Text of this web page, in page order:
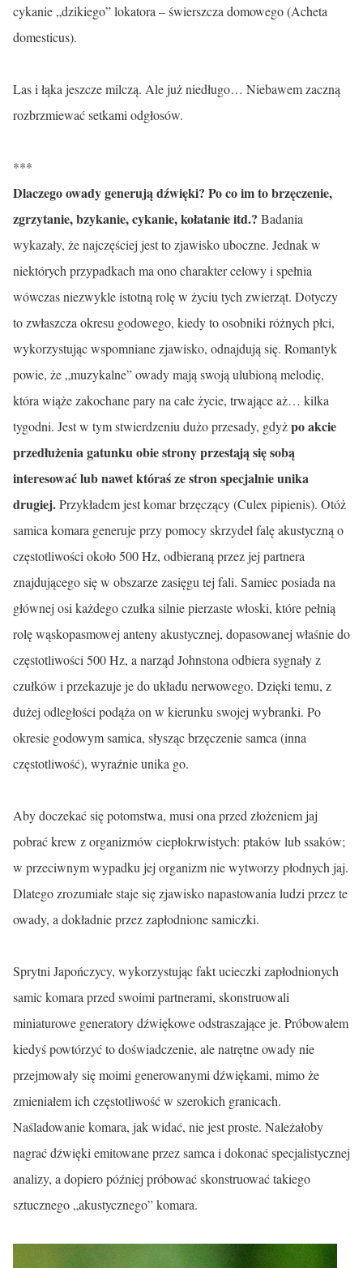
cykanie „dzikiego” lokatora – świer­szcza domowego (Acheta
domesticus).
Las i łąka jeszcze milczą. Ale już niedługo… Niebawem zaczną
rozbrzmiewać setkami odgłosów.
***
Dlaczego owady generują dźwięki? Po co im to brzęczenie,
zgrzytanie, bzykanie, cykanie, kołatanie itd.? Badania
wykazały, że najczęściej jest to zjawisko uboczne. Jednak w
niektórych przypadkach ma ono charakter celowy i spełnia
wówczas niezwykle istotną rolę w życiu tych zwierząt. Dotyczy
to zwłaszcza okresu godowego, kiedy to osobniki różnych płci,
wykorzystując wspomniane zjawisko, odnajdują się. Romantyk
powie, że „muzykalne” owady mają swoją ulubioną melodię,
która wiąże zakochane pary na całe życie, trwające aż… kilka
tygodni. Jest w tym stwierdzeniu dużo przesady, gdyżpo akcie
przedłużenia gatunku obie strony przestają się sobą
interesować lub nawet któraś ze stron specjalnie unika
drugiej.Przykładem jest komar brzęczący (Culex pipienis). Otóż
samica komara generuje przy pomocy skrzydeł falę akustyczną o
częstotliwości około 500 Hz, odbieraną przez jej partnera
znajdującego się w obszarze zasięgu tej fali. Samiec posiada na
głównej osi każdego czułka silnie pierzaste włoski, które pełnią
rolę wąskopasmowej anteny akustycznej, dopasowanej właśnie do
często­tliwości 500 Hz, a narząd Johnstona odbiera sygnały z
czułków i przekazuje je do układu nerwowego. Dzięki temu, z
dużej odległości podąża on w kie­runku swojej wybranki. Po
okresie godowym samica, słysząc brzęczenie samca (inna
częstotliwość), wyraźnie unika go.
Aby doczekać się potomstwa, musi ona przed złożeniem jaj
pobrać krew z organizmów ciepłokrwistych: ptaków lub ssaków;
w przeciwnym wypadku jej organizm nie wytworzy płodnych jaj.
Dlatego zrozumiałe staje się zjawisko napastowania ludzi przez te
owady, a dokładnie przez zapłodnione samiczki.
Sprytni Japończycy, wykorzystując fakt ucieczki zapłodnionych
samic komara przed swoimi partnerami, skonstruowali
miniaturowe generatory dźwiękowe odstraszające je. Próbowałem
kiedyś powtórzyć to doświad­czenie, ale natrętne owady nie
przejmowały się moimi generowanymi dźwiękami, mimo że
zmieniałem ich częstotliwość w szerokich granicach.
Naśladowanie komara, jak widać, nie jest proste. Należałoby
nagrać dźwięki emitowane przez samca i dokonać specjalistycznej
analizy, a dopiero później próbować skonstruować takiego
sztucznego „akustycznego” komara.